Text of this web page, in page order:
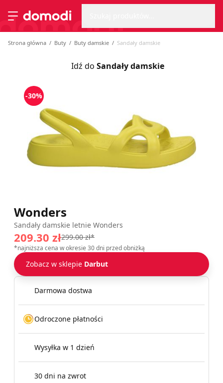
Przełącz menu
Strona główna
Strona główna Buty Buty damskie Sandały damskie
Idź do Sandały damskie
-30%
Wonders
Sandały damskie letnie Wonders
209.30 zł299.00 zł*
*najniższa cena w okresie 30 dni przed obniżką
Zobacz w sklepie Darbut
Darmowa dostwa
Odroczone płatności
Wysyłka w 1 dzień
30 dni na zwrot